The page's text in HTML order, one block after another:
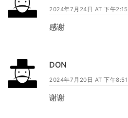
2024年7月24日 AT 下午2:15
感谢
DON
2024年7月20日 AT 下午8:51
谢谢